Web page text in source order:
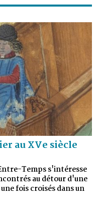
au XVe siècle
Temps s'intéresse
au détour d'une
fois croisés dans un